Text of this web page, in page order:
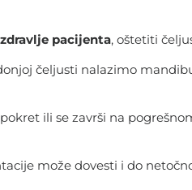
pacijenta, oštetiti
čeljusti nalazimo
ili se završi na
može dovesti i do